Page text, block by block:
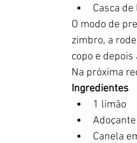
Casca
O modo de
zimbro, a
copo e
Na próxima
Ingredientes
1 limão
Canela